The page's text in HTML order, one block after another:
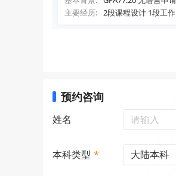
主要经历: 2段课程设计 1段工作
预约咨询
姓名
本科类型 * 大陆本科